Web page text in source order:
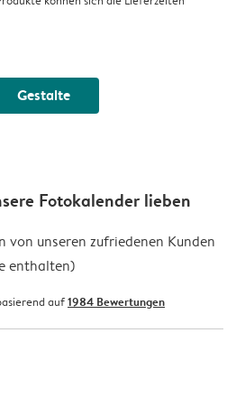
Gestalte
Fotokalender lieben
von unseren zufriedenen Kunden
enthalten)
auf1984 Bewertungen